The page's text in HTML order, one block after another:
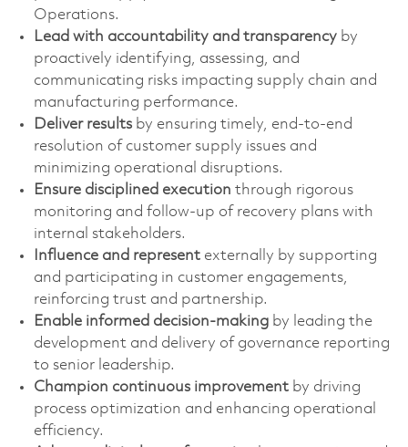
Operations.
Lead with accountability and transparency by
proactively identifying, assessing, and
communicating risks impacting supply chain and
manufacturing performance.
Deliver resultsby ensuring timely, end-to-end
resolution of customer supply issues and
minimizing operational disruptions.
Ensure disciplined execution through rigorous
monitoring and follow-up of recovery plans with
internal stakeholders.
Influence and represent externally by supporting
and participating in customer engagements,
reinforcing trust and partnership.
Enable informed decision-making by leading the
development and delivery of governance reporting
to senior leadership.
Champion continuous improvement by driving
process optimization and enhancing operational
efficiency.